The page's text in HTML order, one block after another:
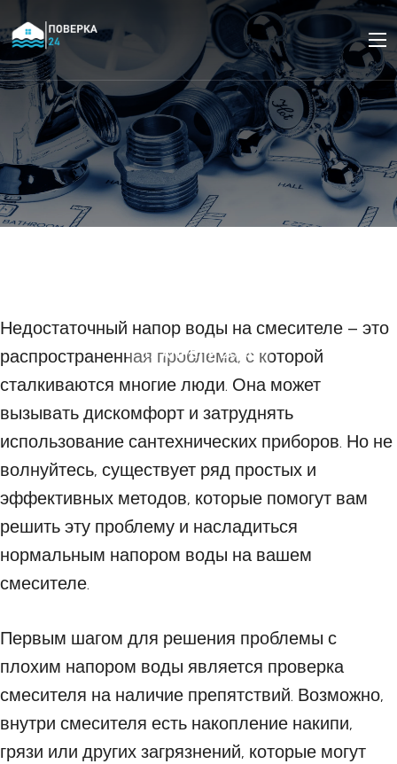
17 АПРЕЛЯ 2023
Недостаточный напор воды на смесителе – это
распространенная проблема, с которой
сталкиваются многие люди. Она может
вызывать дискомфорт и затруднять
использование сантехнических приборов. Но не
волнуйтесь, существует ряд простых и
эффективных методов, которые помогут вам
решить эту проблему и насладиться
нормальным напором воды на вашем
смесителе.
Первым шагом для решения проблемы с
плохим напором воды является проверка
смесителя на наличие препятствий. Возможно,
внутри смесителя есть накопление накипи,
грязи или других загрязнений, которые могут